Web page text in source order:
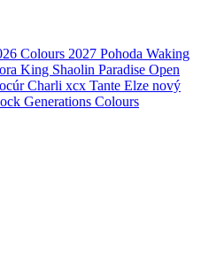
Colours 2027 Pohoda Waking
King Shaolin Paradise Open
Charli xcx Tante Elze nový
Generations Colours